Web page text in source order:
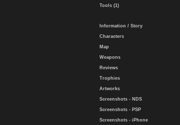
Tools (1)
Information / Story
Characters
Map
Weapons
Reviews
Trophies
Artworks
Screenshots - NDS
Screenshots - PSP
Screenshots - iPhone